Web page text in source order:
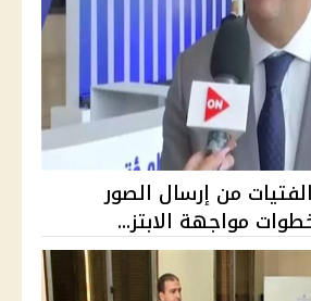
من إرسال الصور
مواجهة الابتز...